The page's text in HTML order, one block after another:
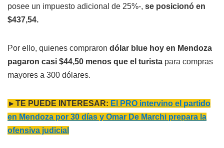
posee un impuesto adicional de 25%-, se posicionó en
$437,54.
Por ello, quienes compraron dólar blue hoy en Mendoza
pagaron casi $44,50 menos que el turista para compras
mayores a 300 dólares.
►TE PUEDE INTERESAR: El PRO intervino el partido
en Mendoza por 30 días y Omar De Marchi prepara la
ofensiva judicial